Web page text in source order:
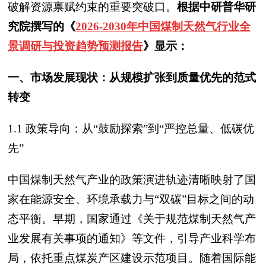
破解资源禀赋约束的重要突破口。 根据中研普华研
究院撰写的《2026-2030年中国煤制天然气行业全
景调研与投资趋势预测报告》显示：
一、市场发展现状：从规模扩张到质量优先的范式
转变
1.1 政策导向：从“鼓励探索”到“严控总量、低碳优
先”
中国煤制天然气产业的政策演进轨迹清晰映射了国
家在能源安全、环境承载力与“双碳”目标之间的动
态平衡。早期，国家通过《关于规范煤制天然气产
业发展有关事项的通知》等文件，引导产业科学布
局，依托重点煤炭产区建设示范项目。随着国际能